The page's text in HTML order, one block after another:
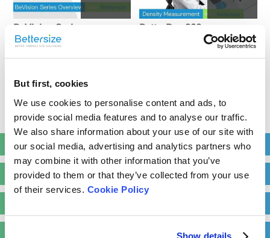
But first, cookies
We use cookies to personalise content and ads, to
provide social media features and to analyse our traffic.
We also share information about your use of our site with
our social media, advertising and analytics partners who
may combine it with other information that you’ve
provided to them or that they’ve collected from your use
of their services. Cookie Policy
BeVision Series BetterPyc 380
Bettersizer S3 Plus
人気の科学動画
展示会動画